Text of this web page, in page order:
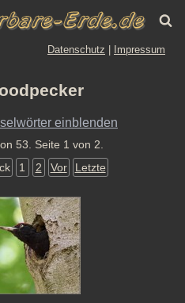
Datenschutz Impressum
einblenden
53. Seite 1 von 2.
1 2 Vor Letzte